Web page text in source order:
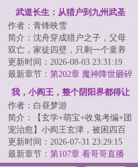
的老本行
武道长生：从猎户到九州武圣
作者：青锋映雪
简介：沈舟穿成猎户之子，父母
双亡，家徒四壁，只剩一个童养
媳。&lt;br/&gt;&lt;br/&gt;武道乱
世之中，赋...
更新时间：2026-08-03 23:31:19
最新章节： 第202章 魔神降世砸碎
投石机。
我，小阎王，整个阴阳界都得让
着我！
作者：白昼梦游
简介：【玄学+萌宝+收鬼考编+团
宠治愈】小阎王玄津，被困四百
年，永远是两岁半奶萌幼崽模
样。一时贪玩被...
更新时间：2026-07-31 23:29:15
最新章节： 第107章 看哥哥直播